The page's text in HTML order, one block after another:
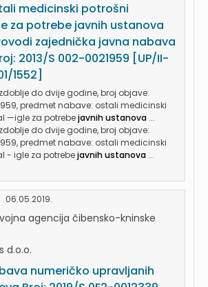
medicinski potrošni
za potrebe javnih ustanova
zajednička javna nabava
2013/S 002-0021959 [UP/II-
1552]
do dvije godine, broj objave:
predmet nabave: ostali medicinski
—igle za potrebejavnih ustanova ...
do dvije godine, broj objave:
predmet nabave: ostali medicinski
- igle za potrebejavnih ustanova ...
06.05.2019.
agencija čibensko-kninske
d.o.o.
numeričko upravljanih